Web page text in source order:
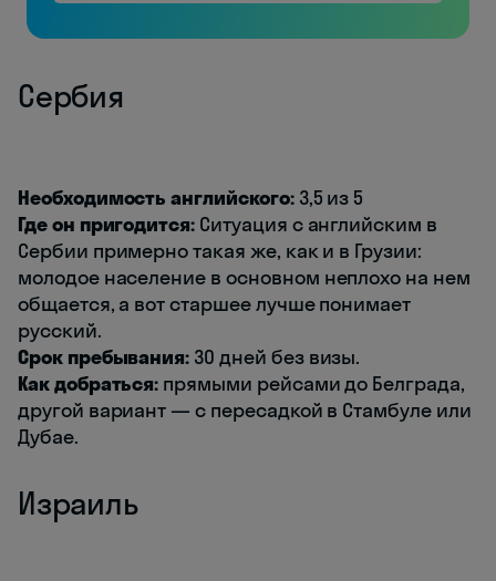
Сербия
Необходимость английского:3,5 из 5
Где он пригодится: Ситуация с английским в
Сербии примерно такая же, как и в Грузии:
молодое население в основном неплохо на нем
общается, а вот старшее лучше понимает
русский.
Срок пребывания: 30 дней без визы.
Как добраться: прямыми рейсами до Белграда,
другой вариант — с пересадкой в Стамбуле или
Дубае.
Израиль